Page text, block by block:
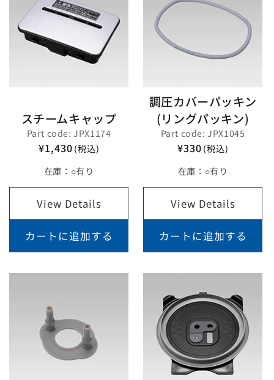
スチームキャップ
Part code: JPX1174
¥1,430(税込)
在庫： ○有り
View Details
カートに追加する
調圧カバーパッキン
(リングパッキン)
Part code: JPX1045
¥330(税込)
在庫： ○有り
View Details
カートに追加する